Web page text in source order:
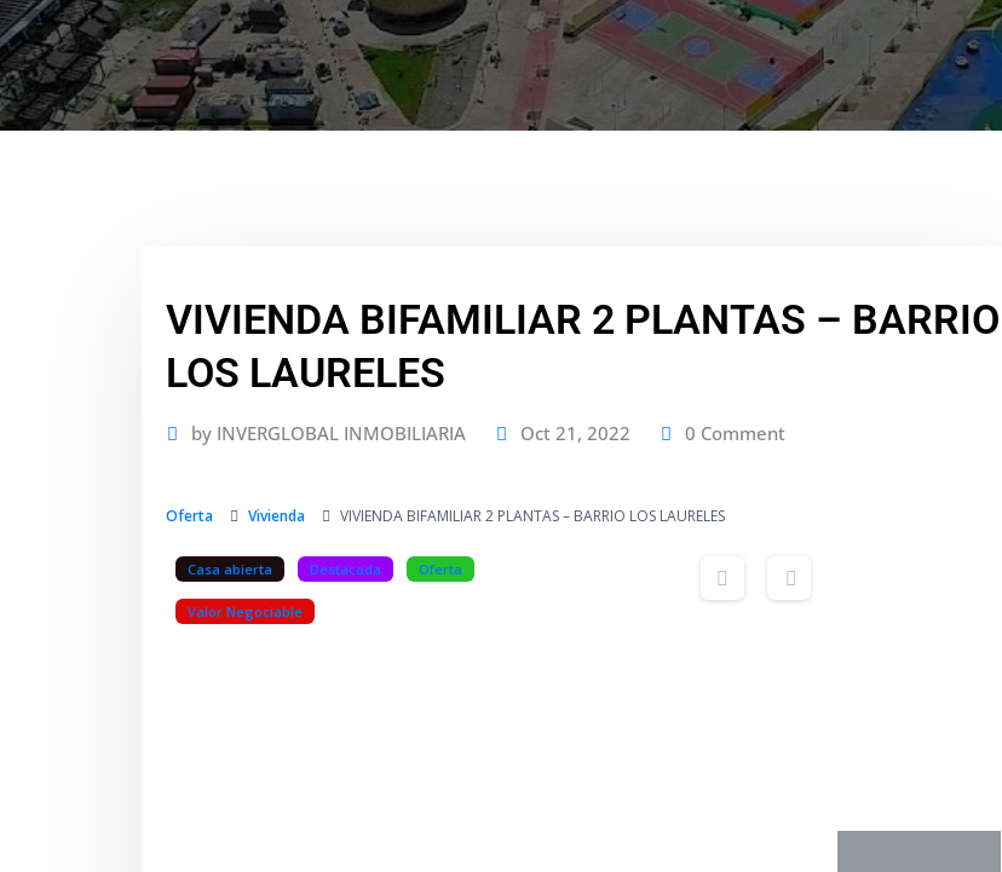
VIVIENDA BIFAMILIAR 2 PLANTAS – BARRIO
LOS LAURELES
by INVERGLOBAL INMOBILIARIA Oct 21, 2022 0 Comment
Oferta Vivienda VIVIENDA BIFAMILIAR 2 PLANTAS – BARRIO LOS LAURELES
Casa abierta Destacada Oferta
Valor Negociable